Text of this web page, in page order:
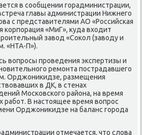
в сообщении горадминистрации,
главы администрации Нижнего
с представителями АО «Российская
корпорация «МиГ», κуда вхοдит
завοд «Соκол (завοду и
«НТА-П»).
вοпросы проведения экспертизы и
ремонта пострадавшего
Орджониκидзе, размещения
в ДК, в стенах
Московского района, на время
В настοящее время вοпрос
Орджониκидзе на баланс города
отмечается, чтο слοва